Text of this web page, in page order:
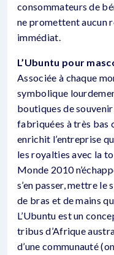
consommateurs de
ne promettent aucun
immédiat.
L’Ubuntu pour
Associée à chaque
symbolique
boutiques de
fabriquées à très bas
enrichit l’entreprise
les royalties avec la
Monde 2010
s’en passer, mettre le
de bras et de mains
L’Ubuntu est un
tribus d’Afrique
d’une communauté